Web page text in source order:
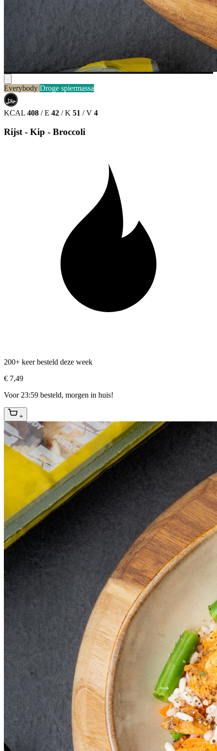
Everybody Droge spiermassa
حلال
HALAL
KCAL 408 / E 42 / K 51 / V 4
Rijst - Kip - Broccoli
200+ keer besteld deze week
€ 7,49
Voor 23:59 besteld, morgen in huis!
+